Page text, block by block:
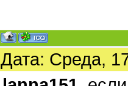
Дата: Среда,